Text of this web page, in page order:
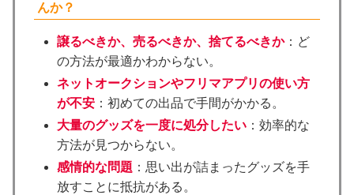
んか？
譲るべきか、売るべきか、捨てるべきか：ど
の方法が最適かわからない。
ネットオークションやフリマアプリの使い方
が不安 ：初めての出品で手間がかかる。
大量のグッズを一度に処分したい ：効率的な
方法が見つからない。
感情的な問題 ：思い出が詰まったグッズを手
放すことに抵抗がある。